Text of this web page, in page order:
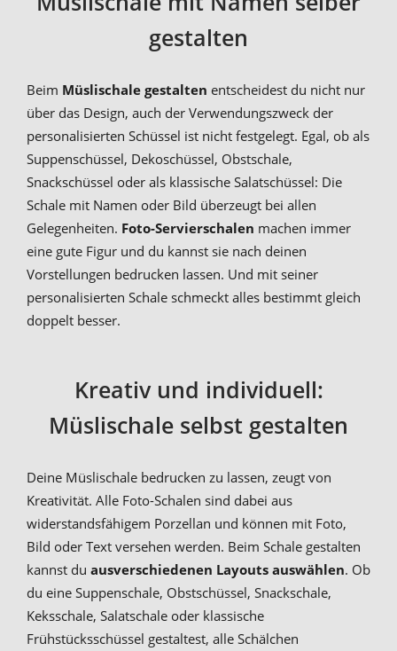
gestalten
Beim Müslischale gestalten entscheidest du nicht nur
über das Design, auch der Verwendungszweck der
personalisierten Schüssel ist nicht festgelegt. Egal, ob als
Suppenschüssel, Dekoschüssel, Obstschale,
Snackschüssel oder als klassische Salatschüssel: Die
Schale mit Namen oder Bild überzeugt bei allen
Gelegenheiten. Foto-Servierschalen machen immer
eine gute Figur und du kannst sie nach deinen
Vorstellungen bedrucken lassen. Und mit seiner
personalisierten Schale schmeckt alles bestimmt gleich
doppelt besser.
Kreativ und individuell:
Müslischale selbst gestalten
Deine Müslischale bedrucken zu lassen, zeugt von
Kreativität. Alle Foto-Schalen sind dabei aus
widerstandsfähigem Porzellan und können mit Foto,
Bild oder Text versehen werden. Beim Schale gestalten
kannst du ausverschiedenen Layouts auswählen. Ob
du eine Suppenschale, Obstschüssel, Snackschale,
Keksschale, Salatschale oder klassische
Frühstücksschüssel gestaltest, alle Schälchen